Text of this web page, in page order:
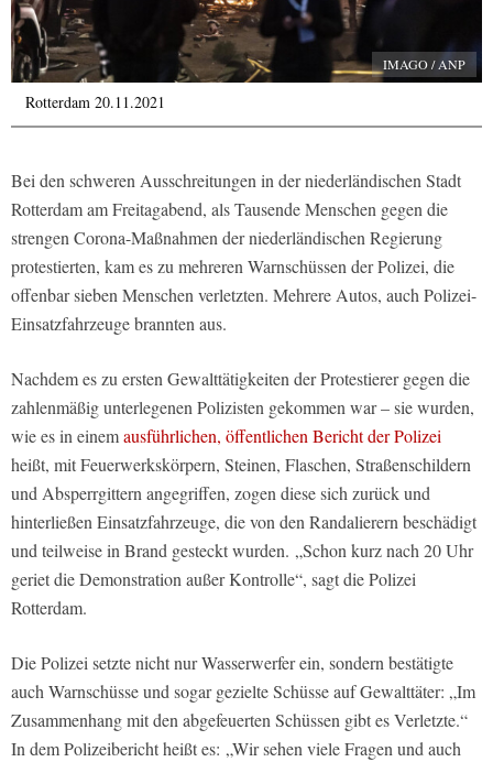
IMAGO / ANP
Rotterdam 20.11.2021
Bei den schweren Ausschreitungen in der niederländischen Stadt
Rotterdam am Freitagabend, als Tausende Menschen gegen die
strengen Corona-Maßnahmen der niederländischen Regierung
protestierten, kam es zu mehreren Warnschüssen der Polizei, die
offenbar sieben Menschen verletzten. Mehrere Autos, auch Polizei-
Einsatzfahrzeuge brannten aus.
Nachdem es zu ersten Gewalttätigkeiten der Protestierer gegen die
zahlenmäßig unterlegenen Polizisten gekommen war – sie wurden,
wie es in einemausführlichen, öffentlichen Bericht der Polizei
heißt, mit Feuerwerkskörpern, Steinen, Flaschen, Straßenschildern
und Absperrgittern angegriffen, zogen diese sich zurück und
hinterließen Einsatzfahrzeuge, die von den Randalierern beschädigt
und teilweise in Brand gesteckt wurden. „Schon kurz nach 20 Uhr
geriet die Demonstration außer Kontrolle“, sagt die Polizei
Rotterdam.
Die Polizei setzte nicht nur Wasserwerfer ein, sondern bestätigte
auch Warnschüsse und sogar gezielte Schüsse auf Gewalttäter: „Im
Zusammenhang mit den abgefeuerten Schüssen gibt es Verletzte.“
In dem Polizeibericht heißt es: „Wir sehen viele Fragen und auch